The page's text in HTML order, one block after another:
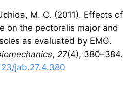
M. C. (2011). Effects of
on the pectoralis major and
as evaluated by EMG.
, 27(4), 380–384.
jab.27.4.380